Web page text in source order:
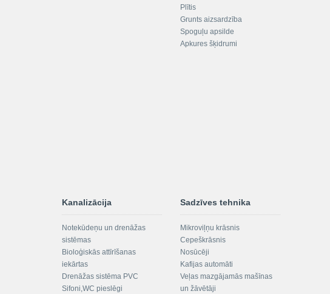
Plītis
Grunts aizsardzība
Spoguļu apsilde
Apkures šķidrumi
Kanalizācija
Notekūdeņu un drenāžas
sistēmas
Bioloģiskās attīrīšanas
iekārtas
Drenāžas sistēma PVC
Sifoni,WC pieslēgi
Sadzīves tehnika
Mikroviļņu krāsnis
Cepeškrāsnis
Nosūcēji
Kafijas automāti
Veļas mazgājamās mašīnas
un žāvētāji